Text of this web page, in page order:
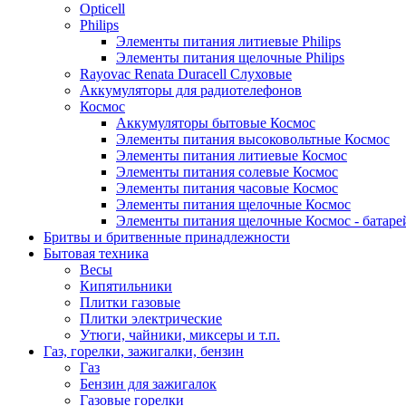
Opticell
Philips
Элементы питания литиевые Philips
Элементы питания щелочные Philips
Rayovac Renata Duracell Слуховые
Аккумуляторы для радиотелефонов
Космос
Аккумуляторы бытовые Космос
Элементы питания высоковольтные Космос
Элементы питания литиевые Космос
Элементы питания солевые Космос
Элементы питания часовые Космос
Элементы питания щелочные Космос
Элементы питания щелочные Космос -
Бритвы и бритвенные принадлежности
Бытовая техника
Весы
Кипятильники
Плитки газовые
Плитки электрические
Утюги, чайники, миксеры и т.п.
Газ, горелки, зажигалки, бензин
Газ
Бензин для зажигалок
Газовые горелки